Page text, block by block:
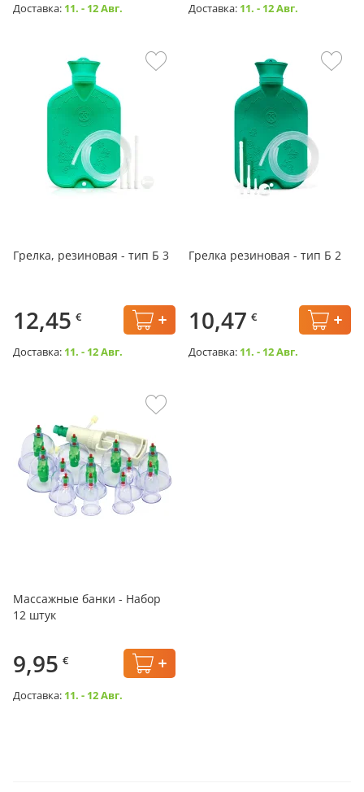
Доставка: 11. - 12 Авг. Доставка: 11. - 12 Авг.
Грелка, резиновая - тип Б 3
12,45 €
Доставка: 11. - 12 Авг.
Грелка резиновая - тип Б 2
10,47 €
Доставка: 11. - 12 Авг.
Массажные банки - Набор
12 штук
9,95 €
Доставка: 11. - 12 Авг.